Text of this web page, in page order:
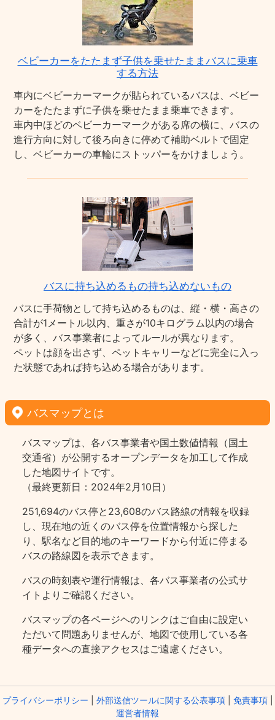
ベビーカーをたたまず子供を乗せたままバスに乗車
する方法
車内にベビーカーマークが貼られているバスは、ベビー
カーをたたまずに子供を乗せたまま乗車できます。
車内中ほどのベビーカーマークがある席の横に、バスの
進行方向に対して後ろ向きに停めて補助ベルトで固定
し、ベビーカーの車輪にストッパーをかけましょう。
バスに持ち込めるもの持ち込めないもの
バスに手荷物として持ち込めるものは、縦・横・高さの
合計が1メートル以内、重さが10キログラム以内の場合
が多く、バス事業者によってルールが異なります。
ペットは顔を出さず、ペットキャリーなどに完全に入っ
た状態であれば持ち込める場合があります。
バスマップとは
バスマップは、各バス事業者や国土数値情報（国土
交通省）が公開するオープンデータを加工して作成
した地図サイトです。
（最終更新日：2024年2月10日）
251,694のバス停と23,608のバス路線の情報を収録
し、現在地の近くのバス停を位置情報から探した
り、駅名など目的地のキーワードから付近に停まる
バスの路線図を表示できます。
バスの時刻表や運行情報は、各バス事業者の公式サ
イトよりご確認ください。
バスマップの各ページヘのリンクはご自由に設定い
ただいて問題ありませんが、地図で使用している各
種データへの直接アクセスはご遠慮ください。
プライバシーポリシー 外部送信ツールに関する公表事項| 免責事項|
運営者情報